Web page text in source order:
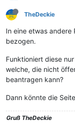
TheDeckie
In eine etwas
bezogen.
Funktioniert diese
welche, die nicht
beantragen kann?
Dann könnte die
Gruß TheDeckie